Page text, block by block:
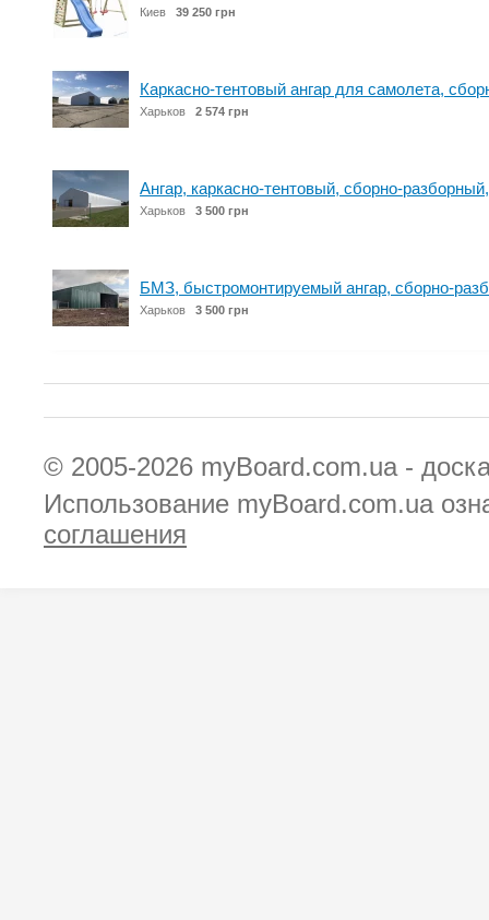
Киев 39 250 грн
Каркасно-тентовый ангар для самолета,
Харьков 2 574 грн
Ангар, каркасно-тентовый, сборно-
Харьков 3 500 грн
БМЗ, быстромонтируемый ангар, сборно-
Харьков 3 500 грн
© 2005-2026 myBoard.com.ua -
Использование myBoard.com.ua
соглашения